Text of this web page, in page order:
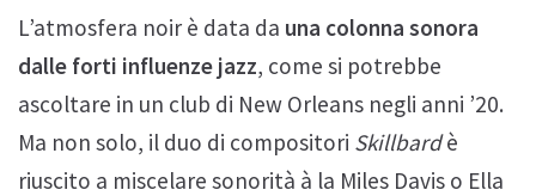
L’atmosfera noir è data da una colonna sonora
dalle forti influenze jazz, come si potrebbe
ascoltare in un club di New Orleans negli anni ’20.
Ma non solo, il duo di compositori Skillbardè
riuscito a miscelare sonorità à la Miles Davis o Ella